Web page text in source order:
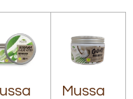
Mussa